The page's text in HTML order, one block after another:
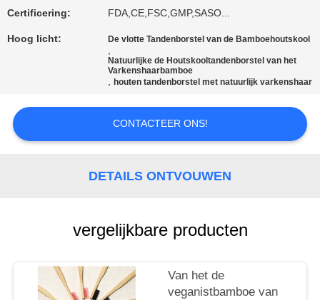
OM
EEN
SITEMAP
PRIVACYBELEID
Certificering: FDA,CE,FSC,GMP,SASO...
Hoog licht: De vlotte Tandenborstel van de Bamboehoutskool
,
Natuurlijke de Houtskooltandenborstel van het
Varkenshaarbamboe
,houten tandenborstel met natuurlijk varkenshaar
CONTACTEER ONS!
DETAILS ONTVOUWEN
vergelijkbare producten
Van het de
veganistbamboe van